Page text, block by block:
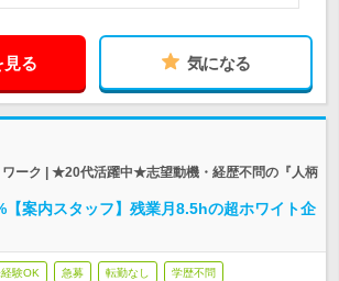
見る 気になる
ワーク | ★20代活躍中★志望動機・経歴不問の『人柄
【案内スタッフ】残業月8.5hの超ホワイト企
験OK 急募 転勤なし 学歴不問